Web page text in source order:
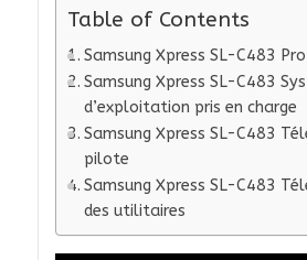
Table of Contents
Samsung Xpress SL-C483
Samsung Xpress SL-C483
d’exploitation pris en charge
Samsung Xpress SL-C483
pilote
Samsung Xpress SL-C483
des utilitaires